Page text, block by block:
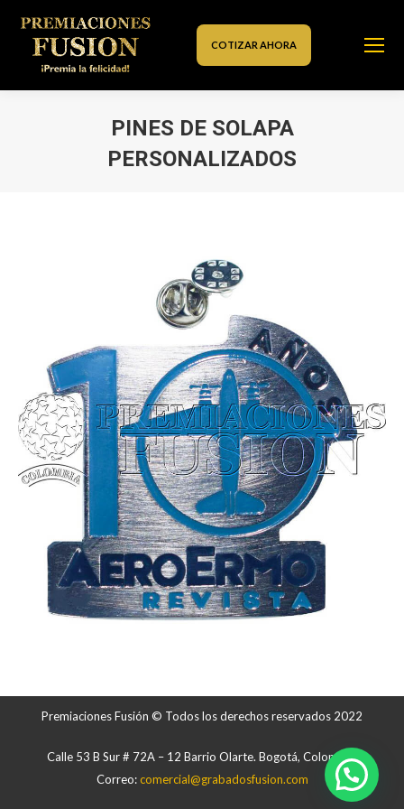
COTIZAR AHORA
PINES DE SOLAPA
PERSONALIZADOS
Premiaciones Fusión © Todos los derechos reservados 2022
Calle 53 B Sur # 72A – 12 Barrio Olarte. Bogotá, Colombia.
Correo:comercial@grabadosfusion.com